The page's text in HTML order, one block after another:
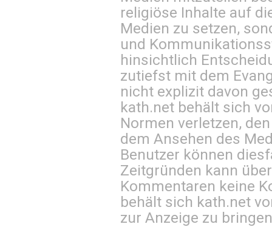
religiöse Inhalte auf
Medien zu setzen,
und
hinsichtlich
zutiefst mit dem
nicht explizit davon
kath.net behält sich
Normen verletzen,
dem Ansehen des
Benutzer können
Zeitgründen kann
Kommentaren keine
behält sich kath.net
zur Anzeige zu